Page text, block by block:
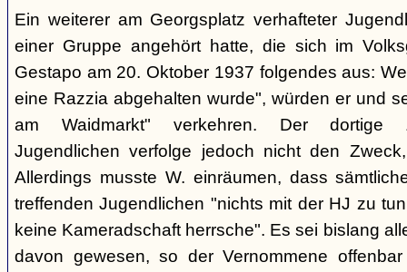
Ein weiterer am Georgsplatz verhafteter
einer Gruppe angehört hatte, die sich im
Gestapo am 20. Oktober 1937 folgendes aus:
eine Razzia abgehalten wurde", würden er und
am Waidmarkt" verkehren. Der dortige
Jugendlichen verfolge jedoch nicht den
Allerdings musste W. einräumen, dass
treffenden Jugendlichen "nichts mit der HJ zu
keine Kameradschaft herrsche". Es sei bislang
davon gewesen, so der Vernommene